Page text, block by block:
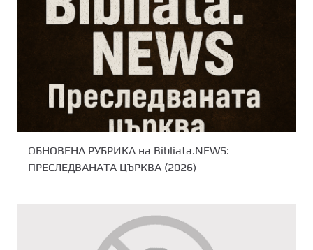
ОБНОВЕНА РУБРИКА на Bibliata.NEWS:
ПРЕСЛЕДВАНАТА ЦЪРКВА (2026)